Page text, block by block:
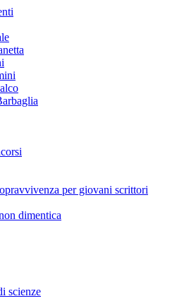
per giovani scrittori
dimentica
scienze